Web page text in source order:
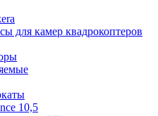
для камер квадрокоптеров
10,5